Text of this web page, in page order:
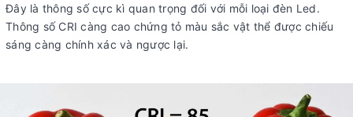
Đây là thông số cực kì quan trọng đối với mỗi loại đèn Led.
Thông số CRI càng cao chứng tỏ màu sắc vật thể được chiếu
sáng càng chính xác và ngược lại.